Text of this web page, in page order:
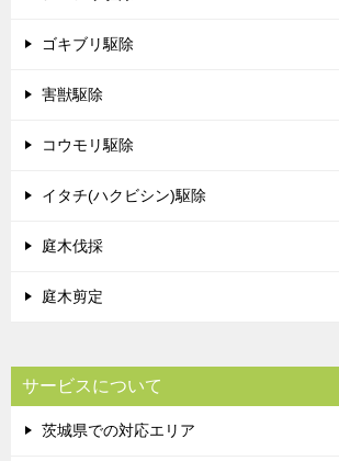
ゴキブリ駆除
害獣駆除
コウモリ駆除
イタチ(ハクビシン)駆除
庭木伐採
庭木剪定
サービスについて
茨城県での対応エリア